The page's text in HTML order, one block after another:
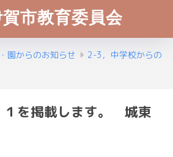
市教育委員会
園からのお知らせ
2-3，中学校からの
を掲載します。 城東